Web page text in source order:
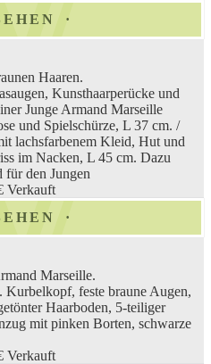
Haaren.
Kunsthaarperücke und
Junge Armand Marseille
und Spielschürze, L 37 cm. /
lachsfarbenem Kleid, Hut und
im Nacken, L 45 cm. Dazu
für den Jungen
Verkauft
Marseille.
Kurbelkopf, feste braune Augen,
Haarboden, 5-teiliger
mit pinken Borten, schwarze
Verkauft